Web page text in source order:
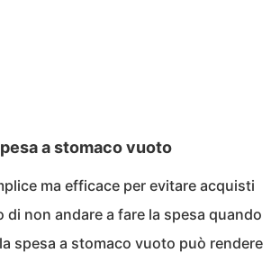
a stomaco vuoto
ma efficace per evitare acquisti
di non andare a fare la spesa quando
spesa a stomaco vuoto può rendere